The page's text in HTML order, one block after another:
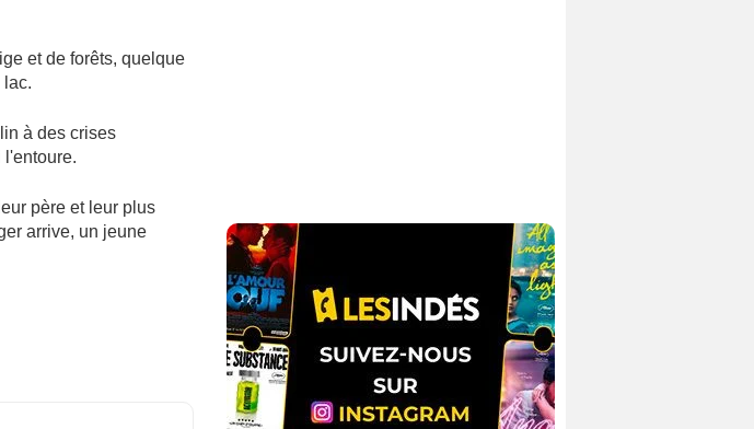
et de forêts, quelque
lac.
à des crises
l'entoure.
père et leur plus
arrive, un jeune